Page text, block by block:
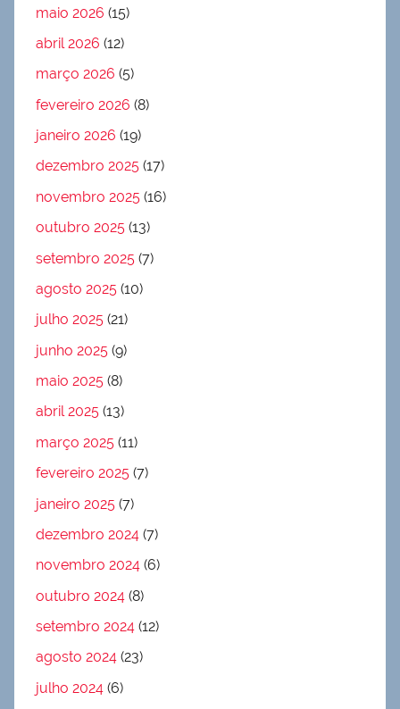
maio 2026 (15)
abril 2026 (12)
março 2026 (5)
fevereiro 2026 (8)
janeiro 2026 (19)
dezembro 2025 (17)
novembro 2025 (16)
outubro 2025 (13)
setembro 2025 (7)
agosto 2025 (10)
julho 2025 (21)
junho 2025 (9)
maio 2025 (8)
abril 2025 (13)
março 2025 (11)
fevereiro 2025 (7)
janeiro 2025 (7)
dezembro 2024 (7)
novembro 2024 (6)
outubro 2024 (8)
setembro 2024 (12)
agosto 2024 (23)
julho 2024 (6)